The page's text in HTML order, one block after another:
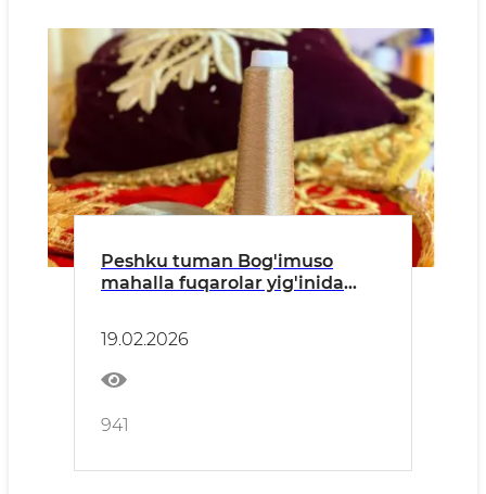
Peshku tuman Bog'imuso
mahalla fuqarolar yig'inida
19.02.2026
941